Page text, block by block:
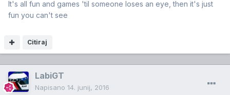
Citiraj
It's all fun and games 'til someone loses an eye, then it's just
fun you can't see
LabiGT
Napisano 14. junij, 2016